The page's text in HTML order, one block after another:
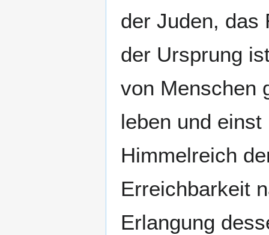
der Juden, das
der Ursprung
von Menschen
leben und
Himmelreich
Erreichbarkeit
Erlangung